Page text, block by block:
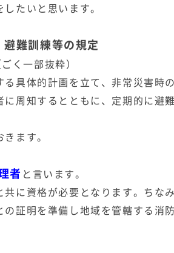
たいと思います。
難訓練等の規定
く一部抜粋）
具体的計画を立て、非常災害時
周知するとともに、定期的に避
ます。
者 と言います。
に資格が必要となります。ちな
証明を準備し地域を管轄する消